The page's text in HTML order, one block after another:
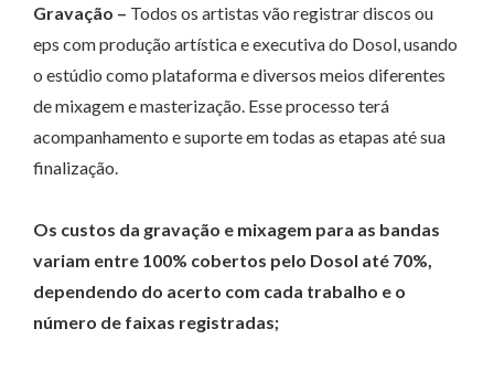
Gravação – Todos os artistas vão registrar discos ou
eps com produção artística e executiva do Dosol, usando
o estúdio como plataforma e diversos meios diferentes
de mixagem e masterização. Esse processo terá
acompanhamento e suporte em todas as etapas até sua
finalização.
Os custos da gravação e mixagem para as bandas
variam entre 100% cobertos pelo Dosol até 70%,
dependendo do acerto com cada trabalho e o
número de faixas registradas;